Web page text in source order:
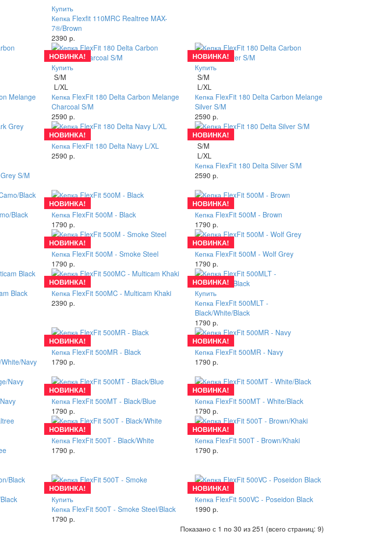
Купить
Кепка Flexfit 110MRC Realtree MAX-
7®/Brown
2390 р.
Melange
НОВИНКА!
Купить
S/M
L/XL
Кепка FlexFit 180 Delta Carbon Melange
Charcoal S/M
2590 р.
НОВИНКА!
Купить
S/M
L/XL
Кепка FlexFit 180 Delta Carbon Melange
Silver S/M
2590 р.
S/M
НОВИНКА!
Купить
Кепка FlexFit 180 Delta Navy L/XL
2590 р.
НОВИНКА!
Купить
S/M
L/XL
Кепка FlexFit 180 Delta Silver S/M
2590 р.
Black
НОВИНКА!
Купить
Кепка FlexFit 500M - Black
1790 р.
НОВИНКА!
Купить
Кепка FlexFit 500M - Brown
1790 р.
НОВИНКА!
Купить
Кепка FlexFit 500M - Smoke Steel
1790 р.
НОВИНКА!
Купить
Кепка FlexFit 500M - Wolf Grey
1790 р.
Black
НОВИНКА!
Купить
Кепка FlexFit 500MC - Multicam Khaki
2390 р.
НОВИНКА!
Купить
Кепка FlexFit 500MLT -
Black/White/Black
1790 р.
Navy
НОВИНКА!
Купить
Кепка FlexFit 500MR - Black
1790 р.
НОВИНКА!
Купить
Кепка FlexFit 500MR - Navy
1790 р.
НОВИНКА!
Купить
Кепка FlexFit 500MT - Black/Blue
1790 р.
НОВИНКА!
Купить
Кепка FlexFit 500MT - White/Black
1790 р.
НОВИНКА!
Купить
Кепка FlexFit 500T - Black/White
1790 р.
НОВИНКА!
Купить
Кепка FlexFit 500T - Brown/Khaki
1790 р.
НОВИНКА!
Купить
Кепка FlexFit 500T - Smoke Steel/Black
1790 р.
НОВИНКА!
Купить
Кепка FlexFit 500VC - Poseidon Black
1990 р.
Показано с 1 по 30 из 251 (всего страниц: 9)